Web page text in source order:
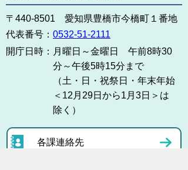
〒440-8501 愛知県豊橋市今橋町１番地
代表番号： 0532-51-2111
開庁日時： 月曜日～金曜日 午前8時30
分～午後5時15分まで
（土・日・祝祭日・年末年始
＜12月29日から1月3日＞は
除く）
各課連絡先